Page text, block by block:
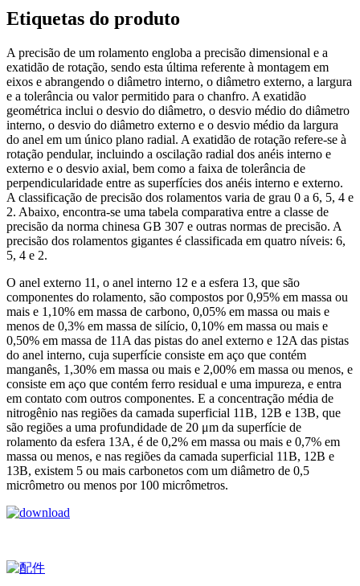
Etiquetas do produto
A precisão de um rolamento engloba a precisão dimensional e a
exatidão de rotação, sendo esta última referente à montagem em
eixos e abrangendo o diâmetro interno, o diâmetro externo, a largura
e a tolerância ou valor permitido para o chanfro. A exatidão
geométrica inclui o desvio do diâmetro, o desvio médio do diâmetro
interno, o desvio do diâmetro externo e o desvio médio da largura
do anel em um único plano radial. A exatidão de rotação refere-se à
rotação pendular, incluindo a oscilação radial dos anéis interno e
externo e o desvio axial, bem como a faixa de tolerância de
perpendicularidade entre as superfícies dos anéis interno e externo.
A classificação de precisão dos rolamentos varia de grau 0 a 6, 5, 4 e
2. Abaixo, encontra-se uma tabela comparativa entre a classe de
precisão da norma chinesa GB 307 e outras normas de precisão. A
precisão dos rolamentos gigantes é classificada em quatro níveis: 6,
5, 4 e 2.
O anel externo 11, o anel interno 12 e a esfera 13, que são
componentes do rolamento, são compostos por 0,95% em massa ou
mais e 1,10% em massa de carbono, 0,05% em massa ou mais e
menos de 0,3% em massa de silício, 0,10% em massa ou mais e
0,50% em massa de 11A das pistas do anel externo e 12A das pistas
do anel interno, cuja superfície consiste em aço que contém
manganês, 1,30% em massa ou mais e 2,00% em massa ou menos, e
consiste em aço que contém ferro residual e uma impureza, e entra
em contato com outros componentes. E a concentração média de
nitrogênio nas regiões da camada superficial 11B, 12B e 13B, que
são regiões a uma profundidade de 20 μm da superfície de
rolamento da esfera 13A, é de 0,2% em massa ou mais e 0,7% em
massa ou menos, e nas regiões da camada superficial 11B, 12B e
13B, existem 5 ou mais carbonetos com um diâmetro de 0,5
micrômetro ou menos por 100 micrômetros.